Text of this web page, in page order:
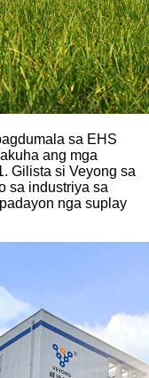
sa EHS
ang mga
Gilista si Veyong sa
sa industriya sa
nga suplay